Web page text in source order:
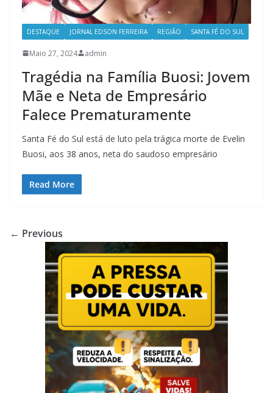
DESTAQUE JORNAL EDSON FERREIRA REGIÃO SANTA FÉ DO SUL
Maio 27, 2024 admin
Tragédia na Família Buosi: Jovem
Mãe e Neta de Empresário
Falece Prematuramente
Santa Fé do Sul está de luto pela trágica morte de Evelin
Buosi, aos 38 anos, neta do saudoso empresário
Read More
← Previous